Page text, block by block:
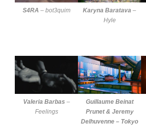
S4RA – bot3quim Karyna Baratava –
Hyle
Valeria Barbas –
Feelings
Guillaume Beinat
Prunet & Jeremy
Delhuvenne – Tokyo